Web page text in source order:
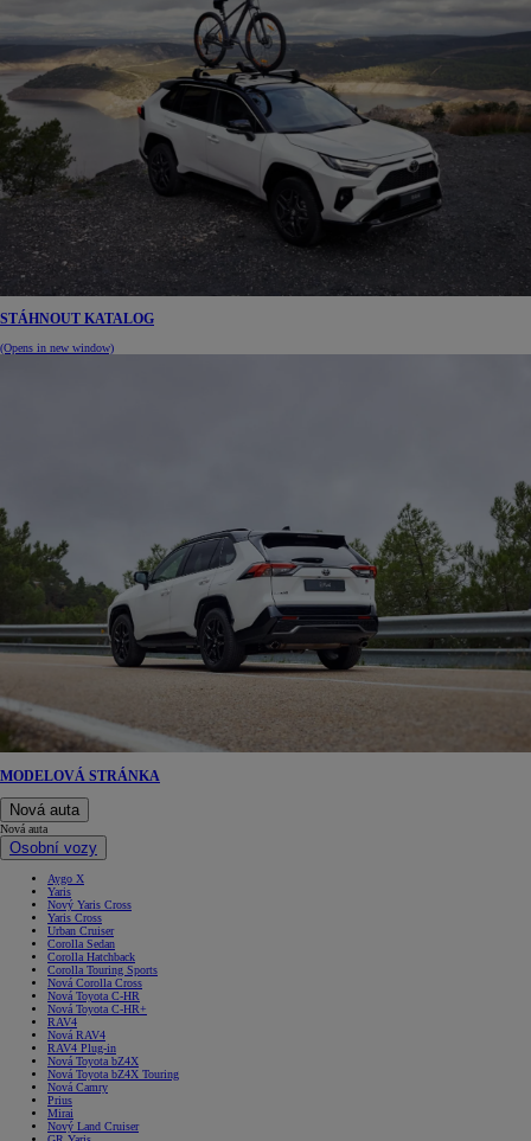
STÁHNOUT KATALOG
(Opens in new window)
MODELOVÁ STRÁNKA
Nová auta
Nová auta
Osobní vozy
Aygo X
Yaris
Nový Yaris Cross
Yaris Cross
Urban Cruiser
Corolla Sedan
Corolla Hatchback
Corolla Touring Sports
Nová Corolla Cross
Nová Toyota C-HR
Nová Toyota C-HR+
RAV4
Nová RAV4
RAV4 Plug-in
Nová Toyota bZ4X
Nová Toyota bZ4X Touring
Nová Camry
Prius
Mirai
Nový Land Cruiser